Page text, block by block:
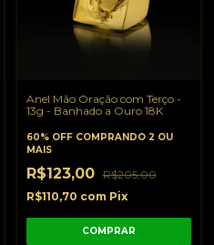
Anel Mão Oração com Terço -
13g - Banhado a Ouro 18K
60% OFF COMPRANDO 2 OU
MAIS
R$123,00 R$205,00
R$110,70 com Pix
COMPRAR